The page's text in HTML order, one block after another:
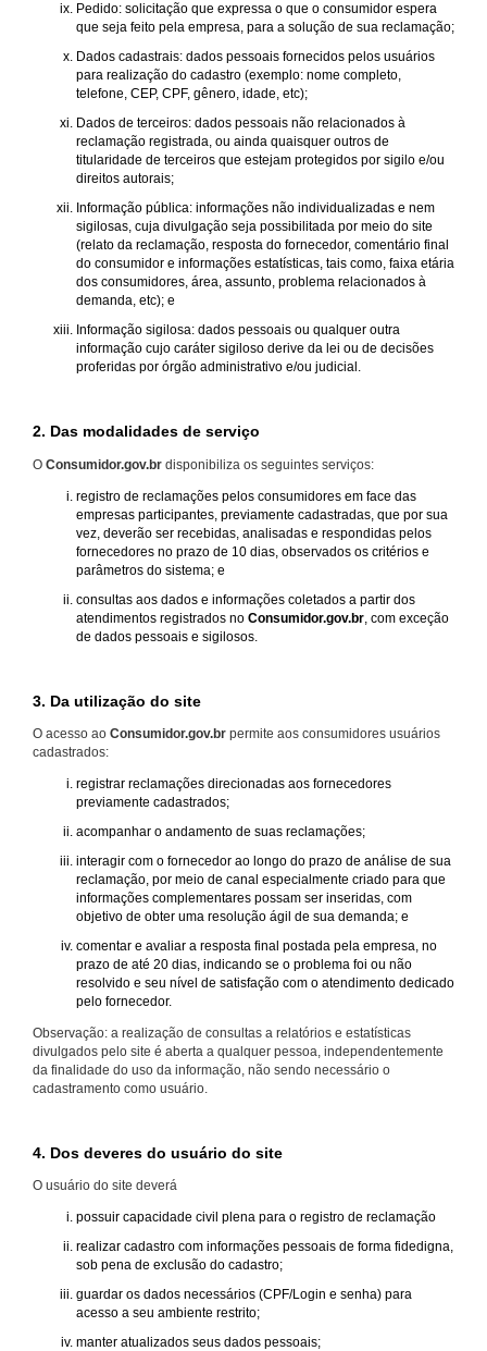
Pedido: solicitação que expressa o que o consumidor espera
que seja feito pela empresa, para a solução de sua reclamação;
Dados cadastrais: dados pessoais fornecidos pelos usuários
para realização do cadastro (exemplo: nome completo,
telefone, CEP, CPF, gênero, idade, etc);
Dados de terceiros: dados pessoais não relacionados à
reclamação registrada, ou ainda quaisquer outros de
titularidade de terceiros que estejam protegidos por sigilo e/ou
direitos autorais;
Informação pública: informações não individualizadas e nem
sigilosas, cuja divulgação seja possibilitada por meio do site
(relato da reclamação, resposta do fornecedor, comentário final
do consumidor e informações estatísticas, tais como, faixa etária
dos consumidores, área, assunto, problema relacionados à
demanda, etc); e
Informação sigilosa: dados pessoais ou qualquer outra
informação cujo caráter sigiloso derive da lei ou de decisões
proferidas por órgão administrativo e/ou judicial.
2. Das modalidades de serviço
O Consumidor.gov.br disponibiliza os seguintes serviços:
registro de reclamações pelos consumidores em face das
empresas participantes, previamente cadastradas, que por sua
vez, deverão ser recebidas, analisadas e respondidas pelos
fornecedores no prazo de 10 dias, observados os critérios e
parâmetros do sistema; e
consultas aos dados e informações coletados a partir dos
atendimentos registrados no Consumidor.gov.br , com exceção
de dados pessoais e sigilosos.
3. Da utilização do site
O acesso ao Consumidor.gov.br permite aos consumidores usuários
cadastrados:
registrar reclamações direcionadas aos fornecedores
previamente cadastrados;
acompanhar o andamento de suas reclamações;
interagir com o fornecedor ao longo do prazo de análise de sua
reclamação, por meio de canal especialmente criado para que
informações complementares possam ser inseridas, com
objetivo de obter uma resolução ágil de sua demanda; e
comentar e avaliar a resposta final postada pela empresa, no
prazo de até 20 dias, indicando se o problema foi ou não
resolvido e seu nível de satisfação com o atendimento dedicado
pelo fornecedor.
Observação: a realização de consultas a relatórios e estatísticas
divulgados pelo site é aberta a qualquer pessoa, independentemente
da finalidade do uso da informação, não sendo necessário o
cadastramento como usuário.
4. Dos deveres do usuário do site
O usuário do site deverá
possuir capacidade civil plena para o registro de reclamação
realizar cadastro com informações pessoais de forma fidedigna,
sob pena de exclusão do cadastro;
guardar os dados necessários (CPF/Login e senha) para
acesso a seu ambiente restrito;
manter atualizados seus dados pessoais;